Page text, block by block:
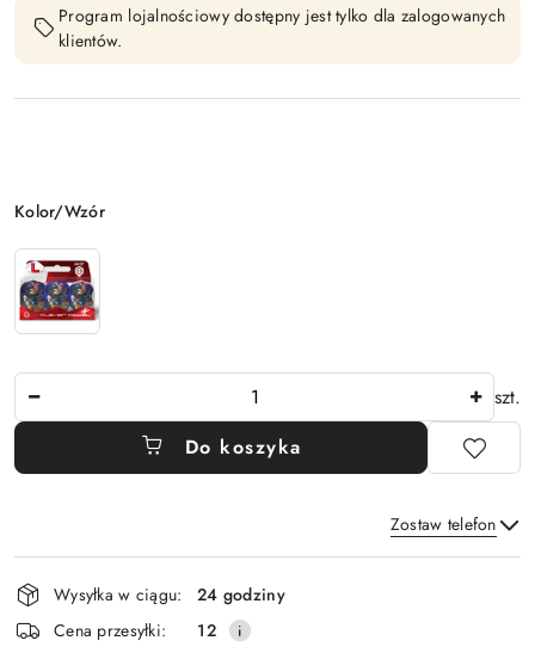
Program lojalnościowy dostępny jest tylko dla zalogowanych
klientów.
Wariant
Kolor/Wzór
szt.
Do koszyka
Zostaw telefon
Wyślij
Dostępność
i
dostawa
Wysyłka w ciągu:
24 godziny
Cena przesyłki:
12